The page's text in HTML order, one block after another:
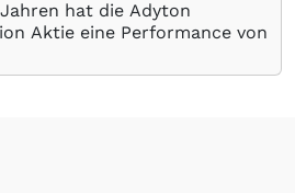
hat die Adyton
Aktie eine Performance von